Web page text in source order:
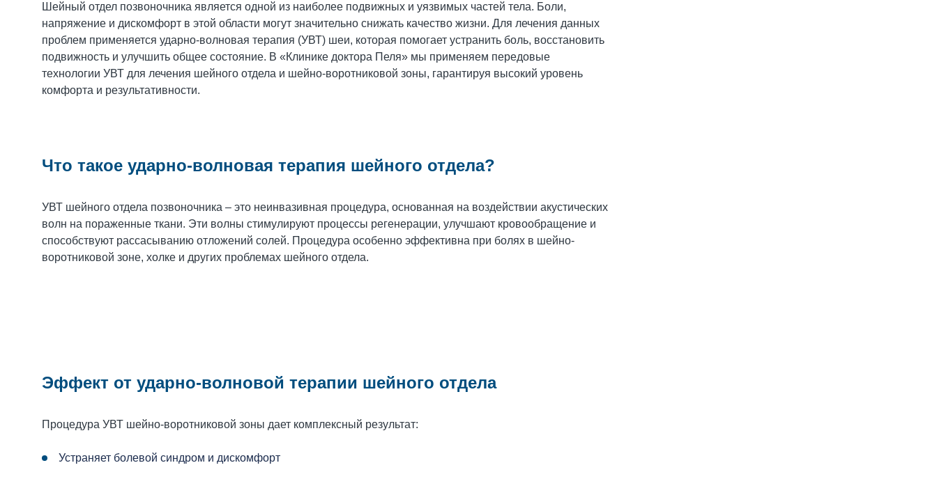
Шейный отдел позвоночника является одной из наиболее подвижных и уязвимых частей тела. Боли,
напряжение и дискомфорт в этой области могут значительно снижать качество жизни. Для лечения данных
проблем применяется ударно-волновая терапия (УВТ) шеи, которая помогает устранить боль, восстановить
подвижность и улучшить общее состояние. В «Клинике доктора Пеля» мы применяем передовые
технологии УВТ для лечения шейного отдела и шейно-воротниковой зоны, гарантируя высокий уровень
комфорта и результативности.
Что такое ударно-волновая терапия шейного отдела?
УВТ шейного отдела позвоночника – это неинвазивная процедура, основанная на воздействии акустических
волн на пораженные ткани. Эти волны стимулируют процессы регенерации, улучшают кровообращение и
способствуют рассасыванию отложений солей. Процедура особенно эффективна при болях в шейно-
воротниковой зоне, холке и других проблемах шейного отдела.
Эффект от ударно-волновой терапии шейного отдела
Процедура УВТ шейно-воротниковой зоны дает комплексный результат:
Устраняет болевой синдром и дискомфорт